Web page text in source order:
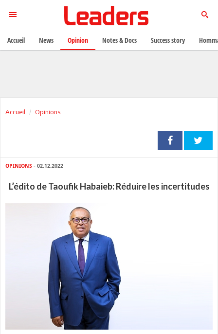
Accueil Opinions
OPINIONS - 02.12.2022
L’édito de Taoufik Habaieb: Réduire les incertitudes
Accueil News Opinion Notes & Docs Success story